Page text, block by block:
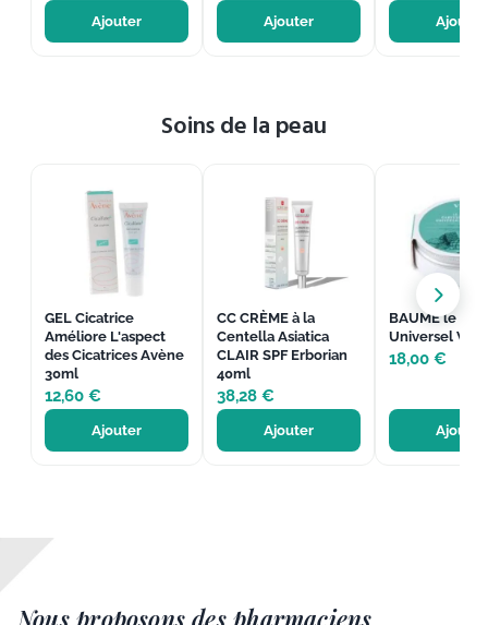
Ajouter Ajouter Ajouter
Soins de la peau
GEL Cicatrice
Améliore L'aspect
des Cicatrices Avène
30ml
12,60 €
Ajouter
CC CRÈME à la
Centella Asiatica
CLAIR SPF Erborian
40ml
38,28 €
Ajouter
BAUME le
Universel
18,00 €
Ajouter
Nous proposons des pharmaciens